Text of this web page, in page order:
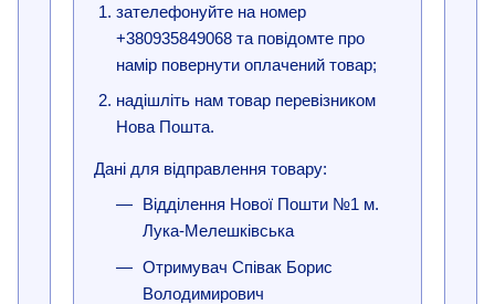
зателефонуйте на номер
+380935849068 та повідомте про
намір повернути оплачений товар;
надішліть нам товар перевізником
Нова Пошта.
Дані для відправлення товару:
Відділення Нової Пошти №1 м.
Лука-Мелешківська
Отримувач Співак Борис
Володимирович